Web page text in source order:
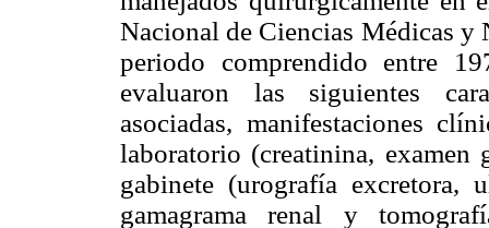
Nacional de Ciencias Médicas
periodo comprendido entre
evaluaron las siguientes
asociadas, manifestaciones
laboratorio (creatinina,
gabinete (urografía excretora,
gamagrama renal y